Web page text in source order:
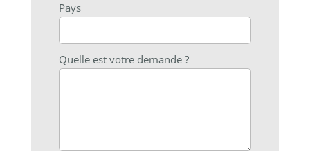
Pays
Quelle est votre demande ?